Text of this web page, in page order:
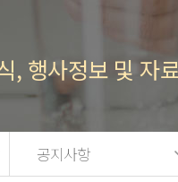
, 행사정보 및 자
공지사항